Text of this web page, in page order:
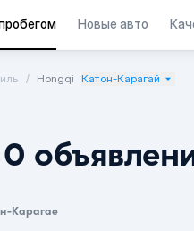
Новые авто
Hongqi Катон-Карагай
Карагае